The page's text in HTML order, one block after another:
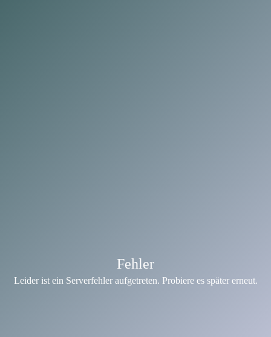
Fehler
Leider ist ein Serverfehler aufgetreten. Probiere es später erneut.